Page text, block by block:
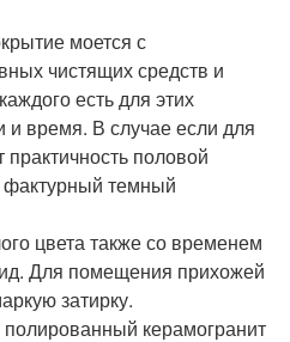
моется с
чистящих средств и
есть для этих
время. В случае если для
половой
фактурный темный
цвета также со временем
Для помещения прихожей
затирку.
керамогранит